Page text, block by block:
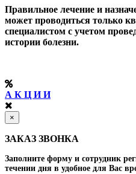
Правильное лечение и
может проводиться только
специалистом с учетом
истории болезни.
А К Ц И И
×
ЗАКАЗ ЗВОНКА
Заполните форму и сотрудник
течении дня в удобное для Вас